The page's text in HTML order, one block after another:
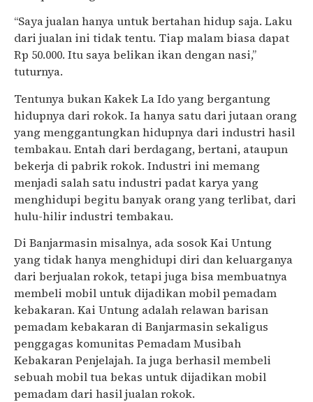
“Saya jualan hanya untuk bertahan hidup saja. Laku
dari jualan ini tidak tentu. Tiap malam biasa dapat
Rp 50.000. Itu saya belikan ikan dengan nasi,”
tuturnya.
Tentunya bukan Kakek La Ido yang bergantung
hidupnya dari rokok. Ia hanya satu dari jutaan orang
yang menggantungkan hidupnya dari industri hasil
tembakau. Entah dari berdagang, bertani, ataupun
bekerja di pabrik rokok. Industri ini memang
menjadi salah satu industri padat karya yang
menghidupi begitu banyak orang yang terlibat, dari
hulu-hilir industri tembakau.
Di Banjarmasin misalnya, ada sosok Kai Untung
yang tidak hanya menghidupi diri dan keluarganya
dari berjualan rokok, tetapi juga bisa membuatnya
membeli mobil untuk dijadikan mobil pemadam
kebakaran. Kai Untung adalah relawan barisan
pemadam kebakaran di Banjarmasin sekaligus
penggagas komunitas Pemadam Musibah
Kebakaran Penjelajah. Ia juga berhasil membeli
sebuah mobil tua bekas untuk dijadikan mobil
pemadam dari hasil jualan rokok.